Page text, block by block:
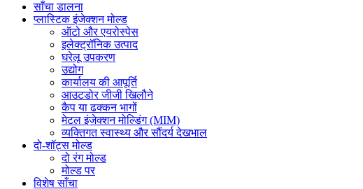
साँचा डालना
प्लास्टिक इंजेक्शन मोल्ड
ऑटो और एयरोस्पेस
इलेक्ट्रॉनिक उत्पाद
घरेलू उपकरण
उद्योग
कार्यालय की आपूर्ति
आउटडोर जीजी खिलौने
कैप या ढक्कन भागों
मेटल इंजेक्शन मोल्डिंग (MIM)
व्यक्तिगत स्वास्थ्य और सौंदर्य देखभाल
दो-शॉट्स मोल्ड
दो रंग मोल्ड
मोल्ड पर
विशेष साँचा